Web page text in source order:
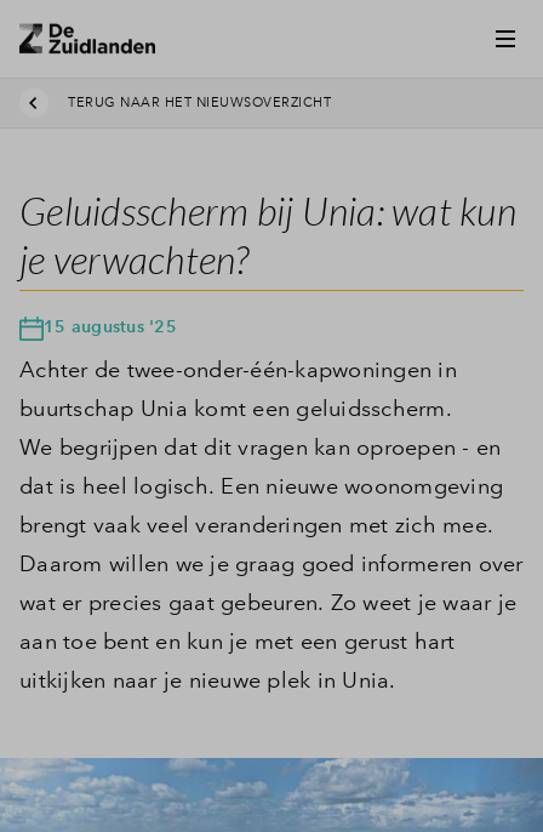
TERUG NAAR HET NIEUWSOVERZICHT
Geluidsscherm bij Unia: wat kun
je verwachten?
15 augustus '25
Achter de twee-onder-één-kapwoningen in
buurtschap Unia komt een geluidsscherm.
We begrijpen dat dit vragen kan oproepen - en
dat is heel logisch. Een nieuwe woonomgeving
brengt vaak veel veranderingen met zich mee.
Daarom willen we je graag goed informeren over
wat er precies gaat gebeuren. Zo weet je waar je
aan toe bent en kun je met een gerust hart
uitkijken naar je nieuwe plek in Unia.